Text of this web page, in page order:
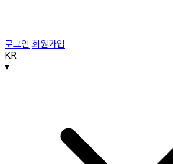
로그인 회원가입
KR
▾